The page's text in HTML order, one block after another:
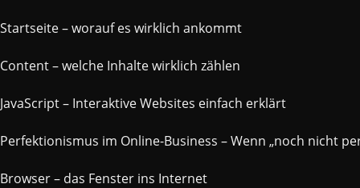
Startseite – worauf es wirklich ankommt
Content – welche Inhalte wirklich zählen
JavaScript – Interaktive Websites einfach erklärt
Perfektionismus im Online-Business – Wenn „noch nicht
Browser – das Fenster ins Internet